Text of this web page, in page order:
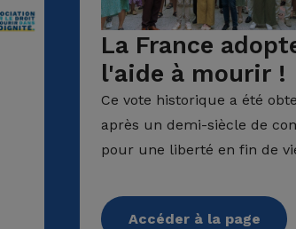
La France
l'aide à mourir !
Ce vote historique a été
après un demi-siècle de
pour une liberté en fin de
Accéder à la page